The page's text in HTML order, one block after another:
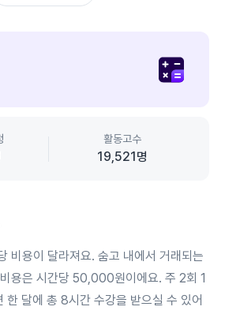
활동고수
19,521명
비용이 달라져요. 숨고 내에서 거래되는
용은 시간당 50,000원이에요. 주 2회 1
한 달에 총 8시간 수강을 받으실 수 있어